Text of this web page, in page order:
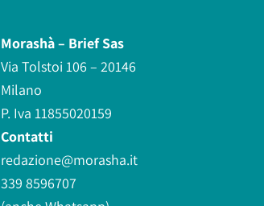
Morashà – Brief Sas
Via Tolstoi 106 – 20146
Milano
P. Iva 11855020159
Contatti
redazione@morasha.it
339 8596707